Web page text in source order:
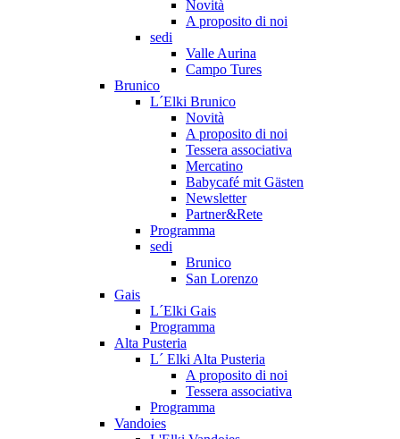
Novità
A proposito di noi
sedi
Valle Aurina
Campo Tures
Brunico
L´Elki Brunico
Novità
A proposito di noi
Tessera associativa
Mercatino
Babycafé mit Gästen
Newsletter
Partner&Rete
Programma
sedi
Brunico
San Lorenzo
Gais
L´Elki Gais
Programma
Alta Pusteria
L´ Elki Alta Pusteria
A proposito di noi
Tessera associativa
Programma
Vandoies